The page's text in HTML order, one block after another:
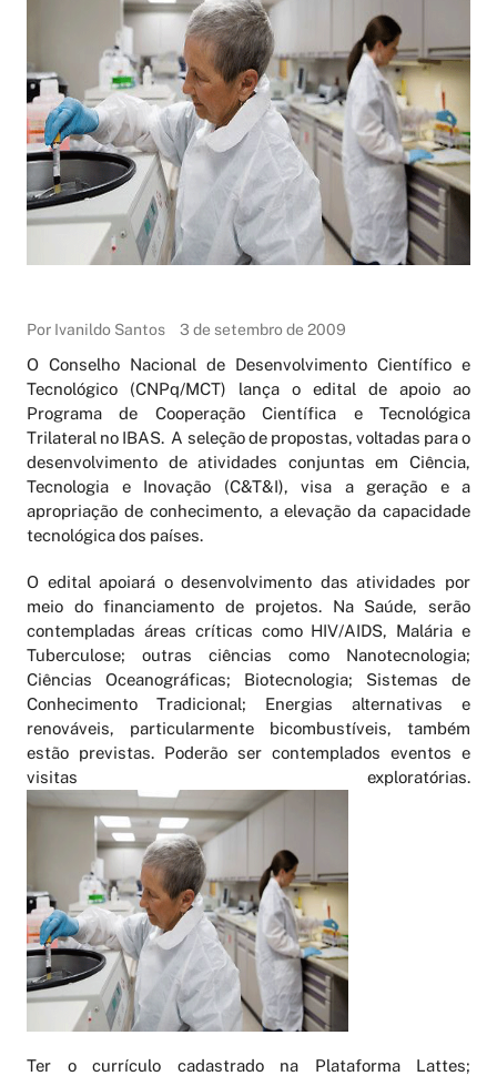
Por Ivanildo Santos 3 de setembro de 2009
O Conselho Nacional de Desenvolvimento Científico e
Tecnológico (CNPq/MCT) lança o edital de apoio ao
Programa de Cooperação Científica e Tecnológica
Trilateral no IBAS. A seleção de propostas, voltadas para o
desenvolvimento de atividades conjuntas em Ciência,
Tecnologia e Inovação (C&T&I), visa a geração e a
apropriação de conhecimento, a elevação da capacidade
tecnológica dos países.
O edital apoiará o desenvolvimento das atividades por
meio do financiamento de projetos. Na Saúde, serão
contempladas áreas críticas como HIV/AIDS, Malária e
Tuberculose; outras ciências como Nanotecnologia;
Ciências Oceanográficas; Biotecnologia; Sistemas de
Conhecimento Tradicional; Energias alternativas e
renováveis, particularmente bicombustíveis, também
estão previstas. Poderão ser contemplados eventos e
visitas exploratórias.
Ter o currículo cadastrado na Plataforma Lattes;